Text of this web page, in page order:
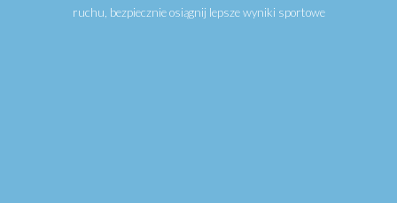
ruchu, bezpiecznie osiągnij lepsze wyniki sportowe